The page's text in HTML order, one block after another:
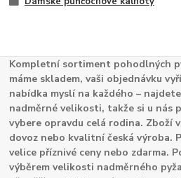
Kompletní sortiment pohodlných
máme skladem, vaši objednávku
nabídka myslí na každého –
nadměrné velikosti, takže si u nás
vybere opravdu celá rodina. Zboží
dovoz nebo kvalitní česká výroba.
velice příznivé ceny nebo zdarma.
výběrem velikosti nadměrného